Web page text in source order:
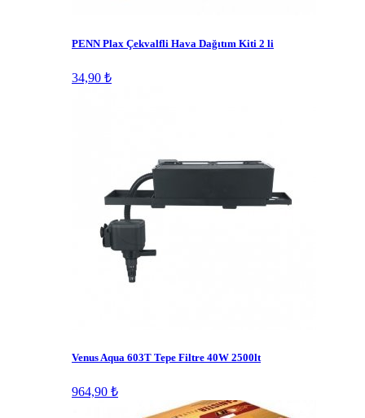
PENN Plax Çekvalfli Hava Dağıtım Kiti 2 li
34,90 ₺
Venus Aqua 603T Tepe Filtre 40W 2500lt
964,90 ₺